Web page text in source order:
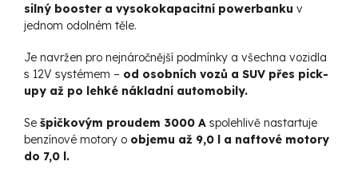
silný booster a vysokokapacitní powerbanku v
jednom odolném těle.
Je navržen pro nejnáročnější podmínky a všechna vozidla
s 12V systémem – od osobních vozů a SUV přes pick-
upy až po lehké nákladní automobily.
Se špičkovým proudem 3000 A spolehlivě nastartuje
benzínové motory o objemu až 9,0 l a naftové motory
do 7,0 l.